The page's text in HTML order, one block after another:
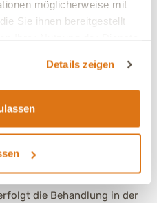
möglicherweise mit
Sie ihnen bereitgestellt
Details zeigen
fördern sein allgemeines
wird individuell
nach dem 5-E™
Jahren ganzheitlicher
Verfahren nach dem
die Behandlung in der